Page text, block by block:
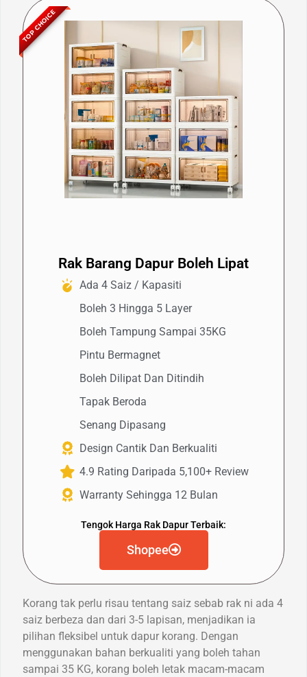
TOP CHOICE
Rak Barang Dapur Boleh Lipat
Ada 4 Saiz / Kapasiti
Boleh 3 Hingga 5 Layer
Boleh Tampung Sampai 35KG
Pintu Bermagnet
Boleh Dilipat Dan Ditindih
Tapak Beroda
Senang Dipasang
Design Cantik Dan Berkualiti
4.9 Rating Daripada 5,100+ Review
Warranty Sehingga 12 Bulan
Tengok Harga Rak Dapur Terbaik:
Shopee
Korang tak perlu risau tentang saiz sebab rak ni ada 4
saiz berbeza dan dari 3-5 lapisan, menjadikan ia
pilihan fleksibel untuk dapur korang. Dengan
menggunakan bahan berkualiti yang boleh tahan
sampai 35 KG, korang boleh letak macam-macam